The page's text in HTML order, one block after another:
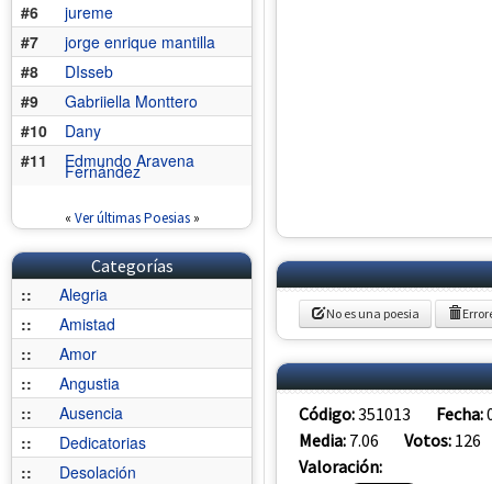
#6
jureme
#7
jorge enrique mantilla
#8
DIsseb
#9
Gabriiella Monttero
#10
Dany
#11
Edmundo Aravena
Fernández
« Ver últimas Poesias»
Categorías
::
Alegria
::
Amistad
::
Amor
::
Angustia
::
Ausencia
::
Dedicatorias
::
Desolación
No es una poesia
Código:351013 Fecha:
Media: 7.06 Votos: 126
Valoración: